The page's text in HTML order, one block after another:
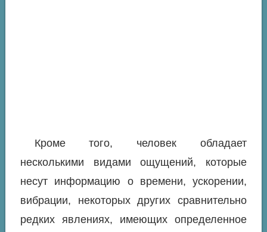
Кроме того, человек обладает
несколькими видами ощущений, которые
несут информацию о времени, ускорении,
вибрации, некоторых других сравнительно
редких явлениях, имеющих определенное